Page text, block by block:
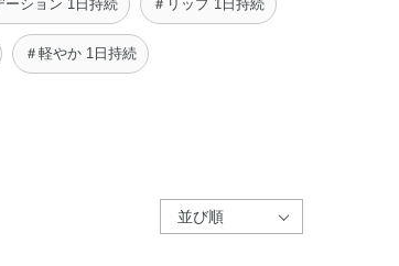
ーション 1日持続 ＃リップ 1日持続
＃軽やか 1日持続